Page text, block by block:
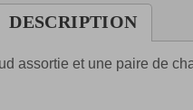
DESCRIPTION
assortie et une paire de